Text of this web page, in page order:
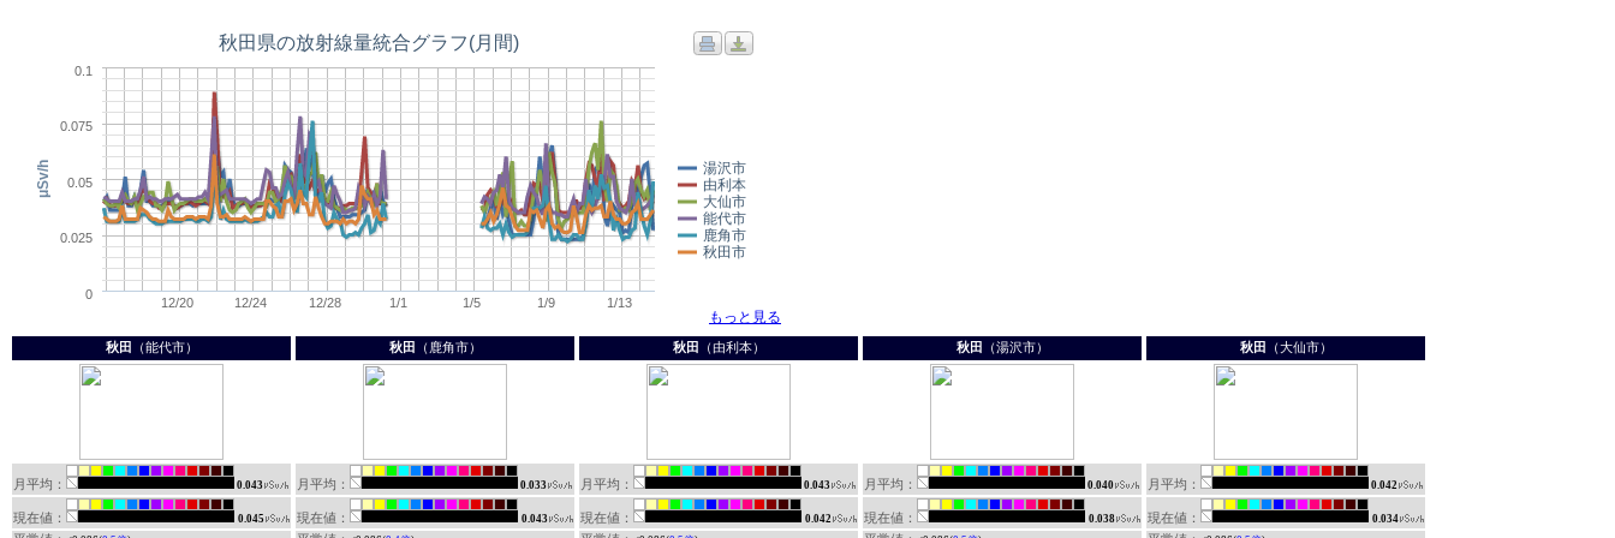
秋田 （能代市）
月平均： 0.043
現在値： 0.045
秋田 （鹿角市）
月平均： 0.033
現在値： 0.043
秋田 （由利本）
月平均： 0.043
現在値： 0.042
秋田 （湯沢市）
月平均： 0.040
現在値： 0.038
秋田 （大仙市）
月平均： 0.042
現在値： 0.034